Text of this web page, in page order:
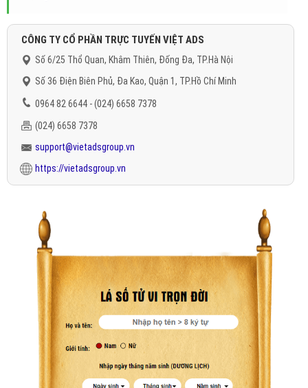
CÔNG TY CỔ PHẦN TRỰC TUYẾN VIỆT ADS
Số 6/25 Thổ Quan, Khâm Thiên, Đống Đa, TP.Hà Nội
Số 36 Điện Biên Phủ, Đa Kao, Quận 1, TP.Hồ Chí Minh
0964 82 6644 - (024) 6658 7378
(024) 6658 7378
support@vietadsgroup.vn
https://vietadsgroup.vn